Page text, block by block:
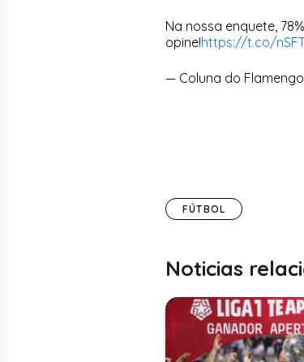
Na nossa enquete,
opine!https://t.co/
— Coluna do
FÚTBOL
Noticias